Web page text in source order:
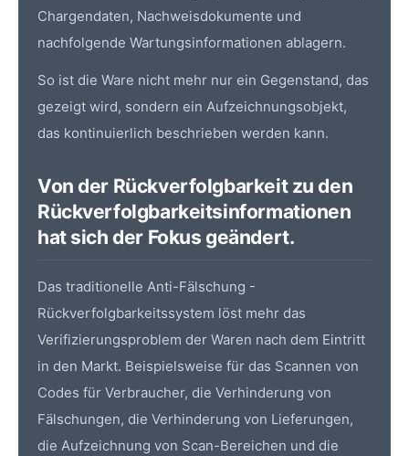
Chargendaten, Nachweisdokumente und
nachfolgende Wartungsinformationen ablagern.
So ist die Ware nicht mehr nur ein Gegenstand, das
gezeigt wird, sondern ein Aufzeichnungsobjekt,
das kontinuierlich beschrieben werden kann.
Von der Rückverfolgbarkeit zu den
Rückverfolgbarkeitsinformationen
hat sich der Fokus geändert.
Das traditionelle Anti-Fälschung -
Rückverfolgbarkeitssystem löst mehr das
Verifizierungsproblem der Waren nach dem Eintritt
in den Markt. Beispielsweise für das Scannen von
Codes für Verbraucher, die Verhinderung von
Fälschungen, die Verhinderung von Lieferungen,
die Aufzeichnung von Scan-Bereichen und die